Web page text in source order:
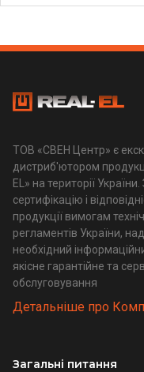
ТОВ «СВЕН Центр» є
дистриб'ютором
EL» на території
сертифікацію і
продукції вимогам
регламентів України,
необхідний
якісне гарантійне та
обслуговування
Детальніше про
Загальні питання